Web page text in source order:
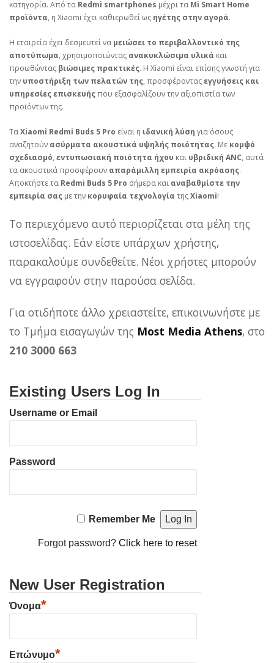
κατηγορία. Από τα Redmi smartphones μέχρι τα Mi Smart Home
προϊόντα, η Xiaomi έχει καθιερωθεί ως ηγέτης στην αγορά.
Η εταιρεία έχει δεσμευτεί να μειώσει το περιβαλλοντικό της
αποτύπωμα, χρησιμοποιώντας ανακυκλώσιμα υλικά και
προωθώντας βιώσιμες πρακτικές. Η Xiaomi είναι επίσης γνωστή για
την υποστήριξη των πελατών της, προσφέρονταςεγγυήσεις και
υπηρεσίες επισκευήςπου εξασφαλίζουν την αξιοπιστία των
προϊόντων της.
ΤαXiaomi Redmi Buds 5 Pro είναι η ιδανική λύση για όσους
αναζητούν ασύρματα ακουστικά υψηλής ποιότητας. Με κομψό
σχεδιασμό, εντυπωσιακή ποιότητα ήχου και υβριδική ANC, αυτά
τα ακουστικά προσφέρουν απαράμιλλη εμπειρία ακρόασης.
Αποκτήστε τα Redmi Buds 5 Pro σήμερα και αναβαθμίστε την
εμπειρία σας με την κορυφαία τεχνολογία τηςXiaomi!
Το περιεχόμενο αυτό περιορίζεται στα μέλη της
ιστοσελίδας. Εάν είστε υπάρχων χρήστης,
παρακαλούμε συνδεθείτε. Νέοι χρήστες μπορούν
να εγγραφούν στην παρούσα σελίδα.
Για οτιδήποτε άλλο χρειαστείτε, επικοινωνήστε με
το Τμήμα εισαγωγών της Most Media Athens, στο
210 3000 663
Existing Users Log In
Username or Email
Password
Remember Me
Forgot password?Click here to reset
New User Registration
Όνομα*
Επώνυμο*